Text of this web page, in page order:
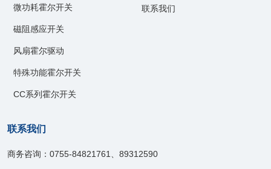
微功耗霍尔开关
磁阻感应开关
风扇霍尔驱动
特殊功能霍尔开关
CC系列霍尔开关
联系我们
联系我们
商务咨询：0755-84821761、89312590